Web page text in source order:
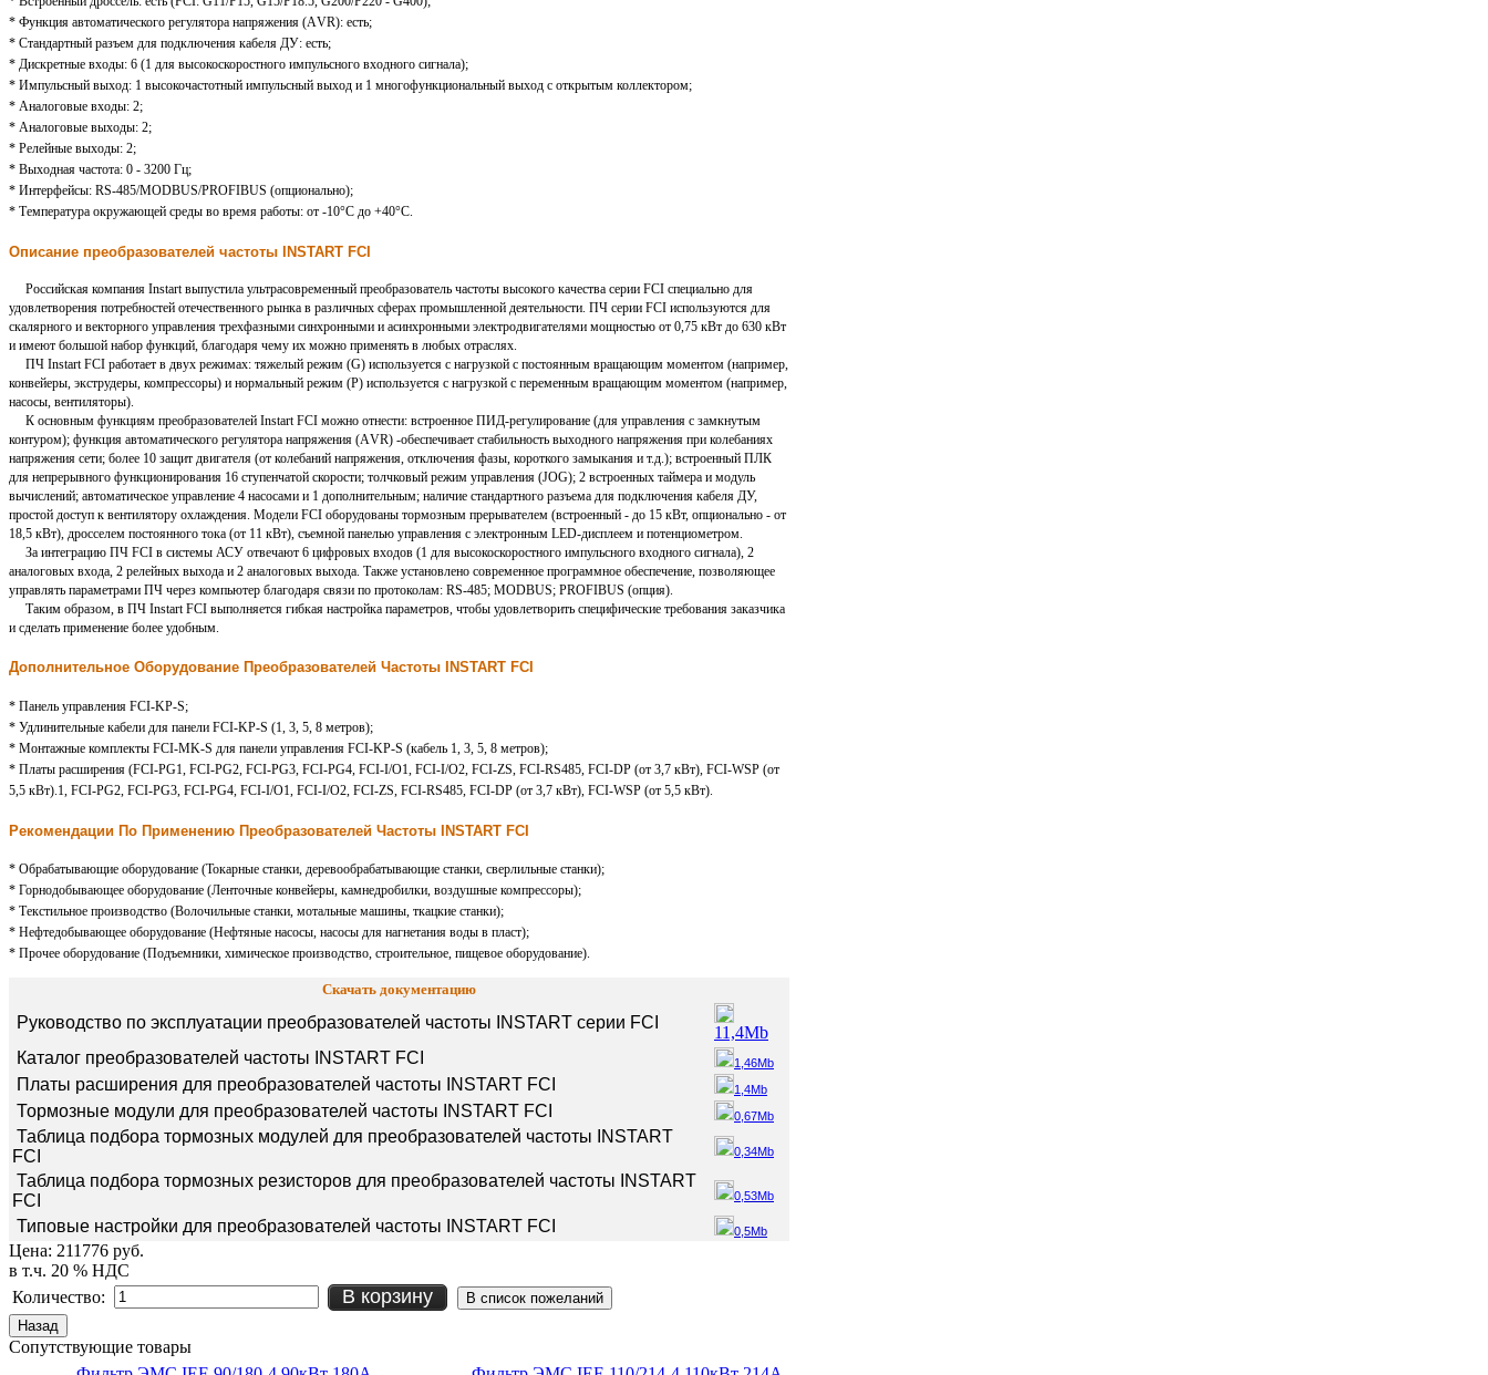
* Функция автоматического регулятора напряжения (АVR): есть;
* Стандартный разъем для подключения кабеля ДУ: есть;
* Дискретные входы: 6 (1 для высокоскоростного импульсного входного сигнала);
* Импульсный выход: 1 высокочастотный импульсный выход и 1 многофункциональный выход с открытым коллектором;
* Аналоговые входы: 2;
* Аналоговые выходы: 2;
* Релейные выходы: 2;
* Выходная частота: 0 - 3200 Гц;
* Интерфейсы: RS-485/MODBUS/PROFIBUS (опционально);
* Температура окружающей среды во время работы: от -10°С до +40°С.
Описание преобразователей частоты INSTART FCI
Российская компания Instart выпустила ультрасовременный преобразователь частоты высокого качества серии FСI специально для
удовлетворения потребностей отечественного рынка в различных сферах промышленной деятельности. ПЧ серии FCI используются для
скалярного и векторного управления трехфазными синхронными и асинхронными электродвигателями мощностью от 0,75 кВт до 630 кВт
и имеют большой набор функций, благодаря чему их можно применять в любых отраслях.
ПЧ Instart FCI работает в двух режимах: тяжелый режим (G) используется с нагрузкой с постоянным вращающим моментом (например,
конвейеры, экструдеры, компрессоры) и нормальный режим (P) используется с нагрузкой с переменным вращающим моментом (например,
насосы, вентиляторы).
К основным функциям преобразователей Instart FCI можно отнести: встроенное ПИД-регулирование (для управления с замкнутым
контуром); функция автоматического регулятора напряжения (АVR) -обеспечивает стабильность выходного напряжения при колебаниях
напряжения сети; более 10 защит двигателя (от колебаний напряжения, отключения фазы, короткого замыкания и т.д.); встроенный ПЛК
для непрерывного функционирования 16 ступенчатой скорости; толчковый режим управления (JOG); 2 встроенных таймера и модуль
вычислений; автоматическое управление 4 насосами и 1 дополнительным; наличие стандартного разъема для подключения кабеля ДУ,
простой доступ к вентилятору охлаждения. Модели FCI оборудованы тормозным прерывателем (встроенный - до 15 кВт, опционально - от
18,5 кВт), дросселем постоянного тока (от 11 кВт), съемной панелью управления с электронным LED-дисплеем и потенциометром.
За интеграцию ПЧ FCI в системы АСУ отвечают 6 цифровых входов (1 для высокоскоростного импульсного входного сигнала), 2
аналоговых входа, 2 релейных выхода и 2 аналоговых выхода. Также установлено современное программное обеспечение, позволяющее
управлять параметрами ПЧ через компьютер благодаря связи по протоколам: RS-485; MODBUS; PROFIBUS (опция).
Таким образом, в ПЧ Instart FCI выполняется гибкая настройка параметров, чтобы удовлетворить специфические требования заказчика
и сделать применение более удобным.
Дополнительное Оборудование Преобразователей Частоты INSTART FCI
* Панель управления FCI-KP-S;
* Удлинительные кабели для панели FCI-KP-S (1, 3, 5, 8 метров);
* Монтажные комплекты FCI-MK-S для панели управления FCI-KP-S (кабель 1, 3, 5, 8 метров);
* Платы расширения (FCI-PG1, FCI-PG2, FCI-PG3, FCI-PG4, FCI-I/О1, FCI-I/О2, FCI-ZS, FCI-RS485, FCI-DP (от 3,7 кВт), FCI-WSP (от
5,5 кВт).1, FCI-PG2, FCI-PG3, FCI-PG4, FCI-I/О1, FCI-I/О2, FCI-ZS, FCI-RS485, FCI-DP (от 3,7 кВт), FCI-WSP (от 5,5 кВт).
Рекомендации По Применению Преобразователей Частоты INSTART FCI
* Обрабатывающие оборудование (Токарные станки, деревообрабатывающие станки, сверлильные станки);
* Горнодобывающее оборудование (Ленточные конвейеры, камнедробилки, воздушные компрессоры);
* Текстильное производство (Волочильные станки, мотальные машины, ткацкие станки);
* Нефтедобывающее оборудование (Нефтяные насосы, насосы для нагнетания воды в пласт);
* Прочее оборудование (Подъемники, химическое производство, строительное, пищевое оборудование).
Скачать документацию
Руководство по эксплуатации преобразователей частоты INSTART серии FCI
11,4Mb
Каталог преобразователей частоты INSTART FCI
1,46Mb
Платы расширения для преобразователей частоты INSTART FCI 1,4Mb
Тормозные модули для преобразователей частоты INSTART FCI 0,67Mb
Таблица подбора тормозных модулей для преобразователей частоты INSTART
FCI
0,34Mb
Таблица подбора тормозных резисторов для преобразователей частоты INSTART
FCI
0,53Mb
Типовые настройки для преобразователей частоты INSTART FCI 0,5Mb
Цена: 211776 руб.
в т.ч. 20 % НДС
Количество:
В корзину
Сопутствующие товары